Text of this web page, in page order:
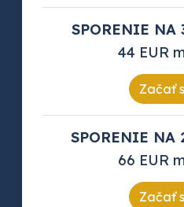
SPORENIE NA
44 EUR
Začať
SPORENIE NA
66 EUR
Začať